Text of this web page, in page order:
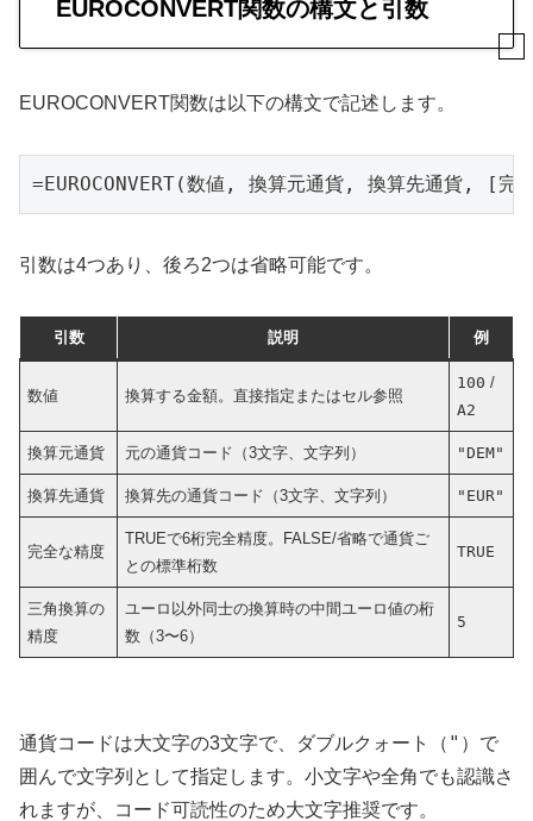
EUROCONVERT関数の構文と引数
EUROCONVERT関数は以下の構文で記述します。
=EUROCONVERT(数値, 換算元通貨, 換算先通貨, [
引数は4つあり、後ろ2つは省略可能です。
引数 説明 例
数値 換算する金額。直接指定またはセル参照
100 /
A2
換算元通貨 元の通貨コード（3文字、文字列） "DEM"
換算先通貨 換算先の通貨コード（3文字、文字列） "EUR"
完全な精度
TRUEで6桁完全精度。FALSE/省略で通貨ご
との標準桁数
TRUE
三角換算の
精度
ユーロ以外同士の換算時の中間ユーロ値の桁
数（3〜6）
5
通貨コードは大文字の3文字で、ダブルクォート（ " ）で
囲んで文字列として指定します。小文字や全角でも認識さ
れますが、コード可読性のため大文字推奨です。